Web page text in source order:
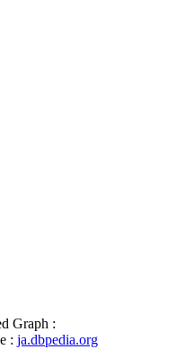
Graph :
: ja.dbpedia.org